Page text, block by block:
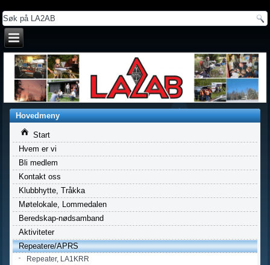
Hovedmeny
Start
Hvem er vi
Bli medlem
Kontakt oss
Klubbhytte, Tråkka
Møtelokale, Lommedalen
Beredskap-nødsamband
Aktiviteter
Repeatere/APRS
Repeater, LA1KRR